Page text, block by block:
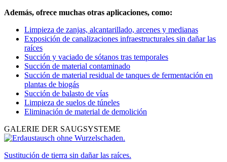
Además, ofrece muchas otras aplicaciones, como:
Limpieza de zanjas, alcantarillado, arcenes y medianas
Exposición de canalizaciones infraestructurales sin dañar las
raíces
Succión y vaciado de sótanos tras temporales
Succión de material contaminado
Succión de material residual de tanques de fermentación en
plantas de biogás
Succión de balasto de vías
Limpieza de suelos de túneles
Eliminación de material de demolición
GALERIE DER SAUGSYSTEME
Sustitución de tierra sin dañar las raíces.